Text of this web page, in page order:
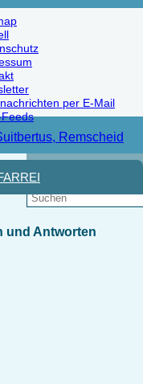
per E-Mail
und Antworten